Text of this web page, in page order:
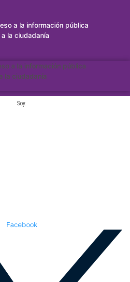
a la información pública
la ciudadanía
a la información pública
la ciudadanía
Soy:
Facebook